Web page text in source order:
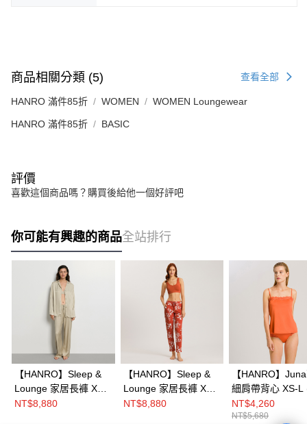
商品相關分類 (5) 查看全部
HANRO 滿件85折 WOMEN WOMEN Loungewear
HANRO 滿件85折 BASIC
評價
喜歡這個商品嗎？購買後給他一個好評吧
你可能有興趣的商品全站排行
【HANRO】Sleep &
Lounge 家居長褲 XS-
M(橄欖色)
NT$8,880
【HANRO】Sleep &
Lounge 家居長褲 XS-
M(柑橘色)
NT$8,880
【HANRO】
細肩帶背心 XS-L
橘)
NT$4,260
NT$5,680